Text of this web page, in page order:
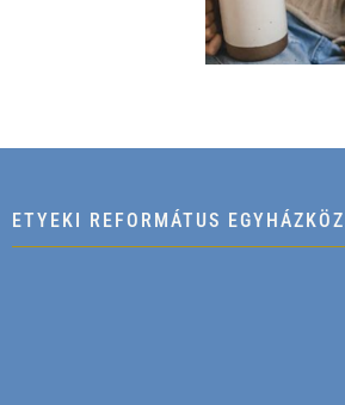
ETYEKI REFORMÁTUS